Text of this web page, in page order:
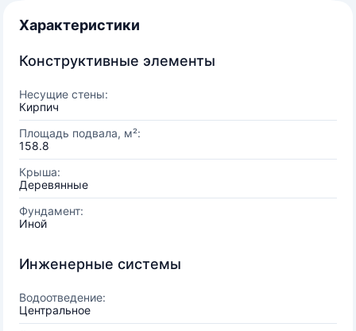
Характеристики
Конструктивные элементы
Несущие стены:
Кирпич
Площадь подвала, м²:
158.8
Крыша:
Деревянные
Фундамент:
Иной
Инженерные системы
Водоотведение:
Центральное